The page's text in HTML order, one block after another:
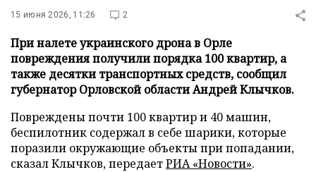
15 июня 2026, 11:26 2
При налете украинского дрона в Орле
повреждения получили порядка 100 квартир, а
также десятки транспортных средств, сообщил
губернатор Орловской области Андрей Клычков.
Повреждены почти 100 квартир и 40 машин,
беспилотник содержал в себе шарики, которые
поразили окружающие объекты при попадании,
сказал Клычков, передаетРИА «Новости».